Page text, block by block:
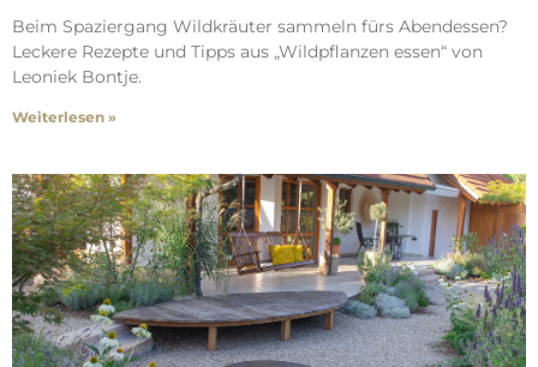
Beim Spaziergang Wildkräuter sammeln fürs Abendessen?
Leckere Rezepte und Tipps aus „Wildpflanzen essen“ von
Leoniek Bontje.
Weiterlesen »